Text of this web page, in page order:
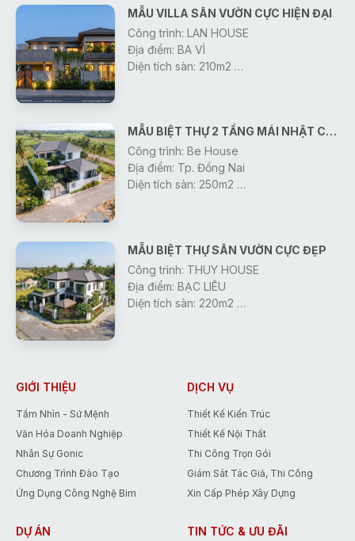
MẪU VILLA SÂN VƯỜN CỰC HIỆN ĐẠI
Công trình: LAN HOUSE
Địa điểm: BA VÌ
Diện tích sàn: 210m2
MẪU BIỆT THỰ 2 TẦNG MÁI NHẬT CỰC ĐẸP
Công trình: Be House
Địa điểm: Tp. Đồng Nai
Diện tích sàn: 250m2
MẪU BIỆT THỰ SÂN VƯỜN CỰC ĐẸP
Công trình: THUY HOUSE
Địa điểm: BẠC LIÊU
Diện tích sàn: 220m2
GIỚI THIỆU
Tầm Nhìn - Sứ Mệnh
Văn Hóa Doanh Nghiệp
Nhân Sự Gonic
Chương Trình Đào Tạo
Ứng Dụng Công Nghệ Bim
DỊCH VỤ
Thiết Kế Kiến Trúc
Thiết Kế Nội Thất
Thi Công Trọn Gói
Giám Sát Tác Giả, Thi Công
Xin Cấp Phép Xây Dựng
DỰ ÁN TIN TỨC & ƯU ĐÃI